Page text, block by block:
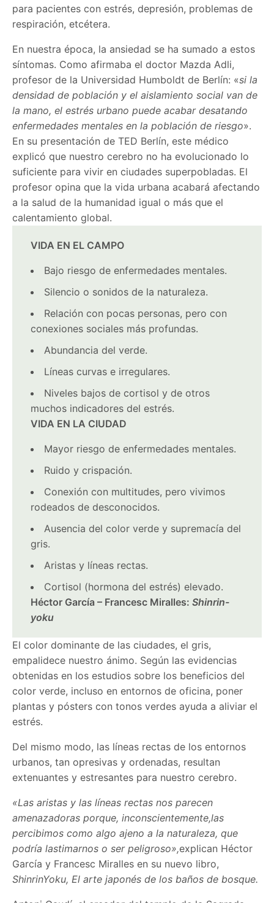
para pacientes con estrés, depresión, problemas de
respiración, etcétera.
En nuestra época, la ansiedad se ha sumado a estos
síntomas. Como afirmaba el doctor Mazda Adli,
profesor de la Universidad Humboldt de Berlín: «si la
densidad de población y el aislamiento social van de
la mano, el estrés urbano puede acabar desatando
enfermedades mentales en la población de riesgo».
En su presentación de TED Berlín, este médico
explicó que nuestro cerebro no ha evolucionado lo
suficiente para vivir en ciudades superpobladas. El
profesor opina que la vida urbana acabará afectando
a la salud de la humanidad igual o más que el
calentamiento global.
VIDA EN EL CAMPO
Bajo riesgo de enfermedades mentales.
Silencio o sonidos de la naturaleza.
Relación con pocas personas, pero con
conexiones sociales más profundas.
Abundancia del verde.
Líneas curvas e irregulares.
Niveles bajos de cortisol y de otros
muchos indicadores del estrés.
VIDA EN LA CIUDAD
Mayor riesgo de enfermedades mentales.
Ruido y crispación.
Conexión con multitudes, pero vivimos
rodeados de desconocidos.
Ausencia del color verde y supremacía del
gris.
Aristas y líneas rectas.
Cortisol (hormona del estrés) elevado.
Héctor García – Francesc Miralles:Shinrin-
yoku
El color dominante de las ciudades, el gris,
empalidece nuestro ánimo. Según las evidencias
obtenidas en los estudios sobre los beneficios del
color verde, incluso en entornos de oficina, poner
plantas y pósters con tonos verdes ayuda a aliviar el
estrés.
Del mismo modo, las líneas rectas de los entornos
urbanos, tan opresivas y ordenadas, resultan
extenuantes y estresantes para nuestro cerebro.
«Las aristas y las líneas rectas nos parecen
amenazadoras porque, inconscientemente,las
percibimos como algo ajeno a la naturaleza, que
podría lastimarnos o ser peligroso»,explican Héctor
García y Francesc Miralles en su nuevo libro,
ShinrinYoku, El arte japonés de los baños de bosque.